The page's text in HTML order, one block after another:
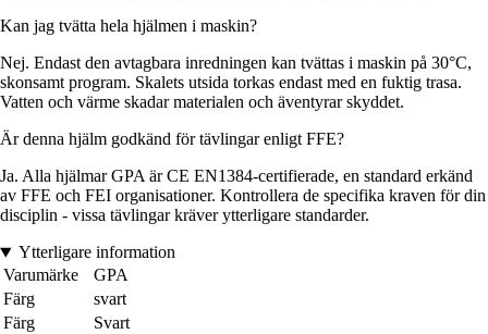
Kan jag tvätta hela hjälmen i maskin?
Nej. Endast den avtagbara inredningen kan tvättas i maskin på 30°C,
skonsamt program. Skalets utsida torkas endast med en fuktig trasa.
Vatten och värme skadar materialen och äventyrar skyddet.
Är denna hjälm godkänd för tävlingar enligt FFE?
Ja. Alla hjälmar GPA är CE EN1384-certifierade, en standard erkänd
av FFE och FEI organisationer. Kontrollera de specifika kraven för din
disciplin - vissa tävlingar kräver ytterligare standarder.
Ytterligare information
Varumärke
GPA
Färg
svart
Färg
Svart